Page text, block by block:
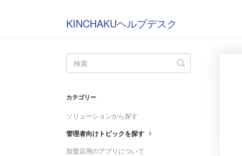
KINCHAKUヘルプデスク
Toggle
Search
カテゴリー
ソリューションから探す
管理者向けトピックを探す
加盟店用のアプリについて